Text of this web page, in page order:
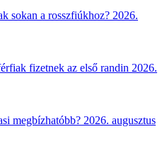
sokan a rosszfiúkhoz? 2026.
fizetnek az első randin 2026.
megbízhatóbb? 2026. augusztus